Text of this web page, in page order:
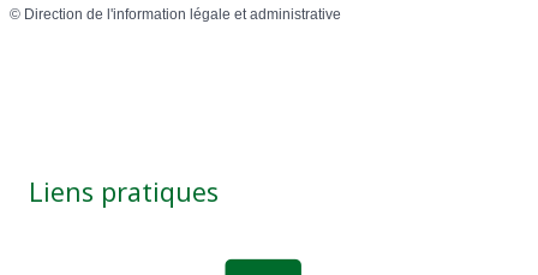
© Direction de l'information légale et administrative
Liens pratiques